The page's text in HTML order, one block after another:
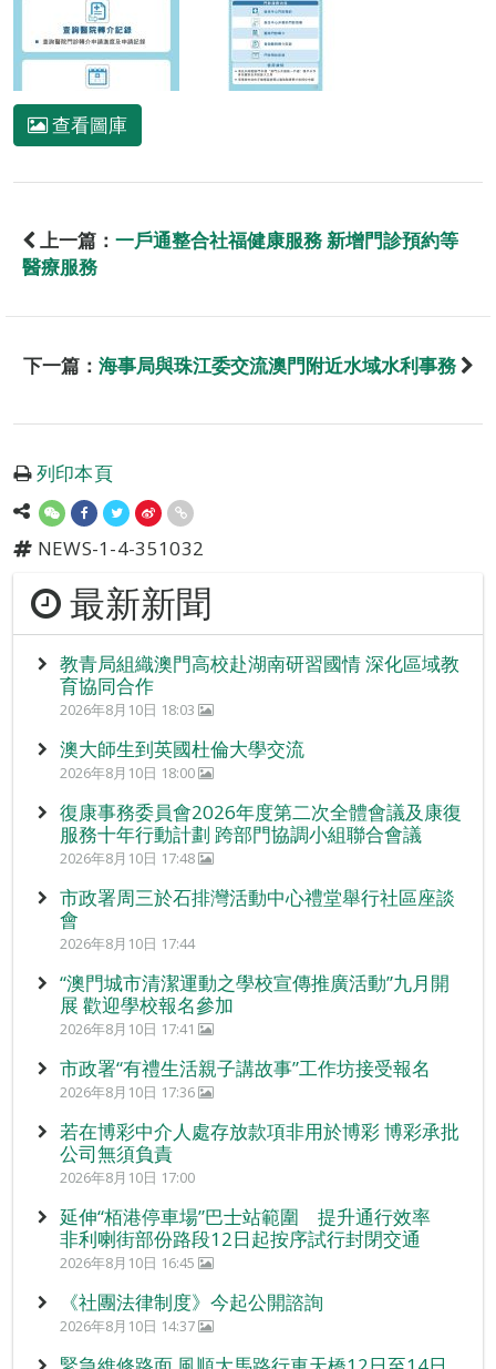
查看圖庫
上一篇： 一戶通整合社福健康服務 新增門診預約等
醫療服務
下一篇： 海事局與珠江委交流澳門附近水域水利事務
列印本頁
NEWS-1-4-351032
最新新聞
教青局組織澳門高校赴湖南研習國情 深化區域教
育協同合作
2026年8月10日 18:03
澳大師生到英國杜倫大學交流
2026年8月10日 18:00
復康事務委員會2026年度第二次全體會議及康復
服務十年行動計劃 跨部門協調小組聯合會議
2026年8月10日 17:48
市政署周三於石排灣活動中心禮堂舉行社區座談
會
2026年8月10日 17:44
“澳門城市清潔運動之學校宣傳推廣活動”九月開
展 歡迎學校報名參加
2026年8月10日 17:41
市政署“有禮生活親子講故事”工作坊接受報名
2026年8月10日 17:36
若在博彩中介人處存放款項非用於博彩 博彩承批
公司無須負責
2026年8月10日 17:00
延伸“栢港停車場”巴士站範圍 提升通行效率
非利喇街部份路段12日起按序試行封閉交通
2026年8月10日 16:45
《社團法律制度》今起公開諮詢
2026年8月10日 14:37